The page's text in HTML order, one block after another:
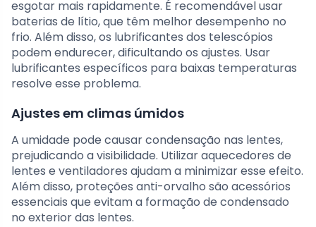
esgotar mais rapidamente. É recomendável usar
baterias de lítio, que têm melhor desempenho no
frio. Além disso, os lubrificantes dos telescópios
podem endurecer, dificultando os ajustes. Usar
lubrificantes específicos para baixas temperaturas
resolve esse problema.
Ajustes em climas úmidos
A umidade pode causar condensação nas lentes,
prejudicando a visibilidade. Utilizar aquecedores de
lentes e ventiladores ajudam a minimizar esse efeito.
Além disso, proteções anti-orvalho são acessórios
essenciais que evitam a formação de condensado
no exterior das lentes.